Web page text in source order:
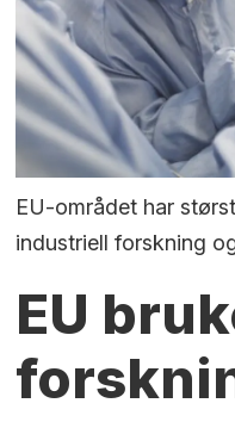
EU-området har
industriell forskning
EU